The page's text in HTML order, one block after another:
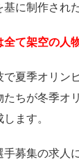
に制作され
全て架空の人
で夏季オリン
たちが冬季オ
ます。
募集の求人